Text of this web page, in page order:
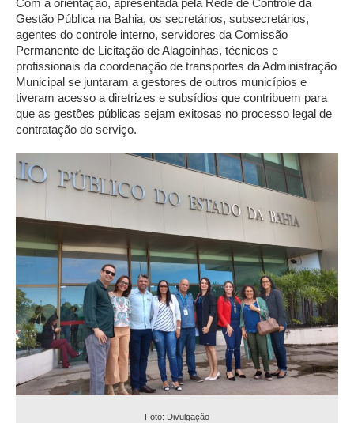
Com a orientação, apresentada pela Rede de Controle da
Gestão Pública na Bahia, os secretários, subsecretários,
agentes do controle interno, servidores da Comissão
Permanente de Licitação de Alagoinhas, técnicos e
profissionais da coordenação de transportes da Administração
Municipal se juntaram a gestores de outros municípios e
tiveram acesso a diretrizes e subsídios que contribuem para
que as gestões públicas sejam exitosas no processo legal de
contratação do serviço.
Foto: Divulgação